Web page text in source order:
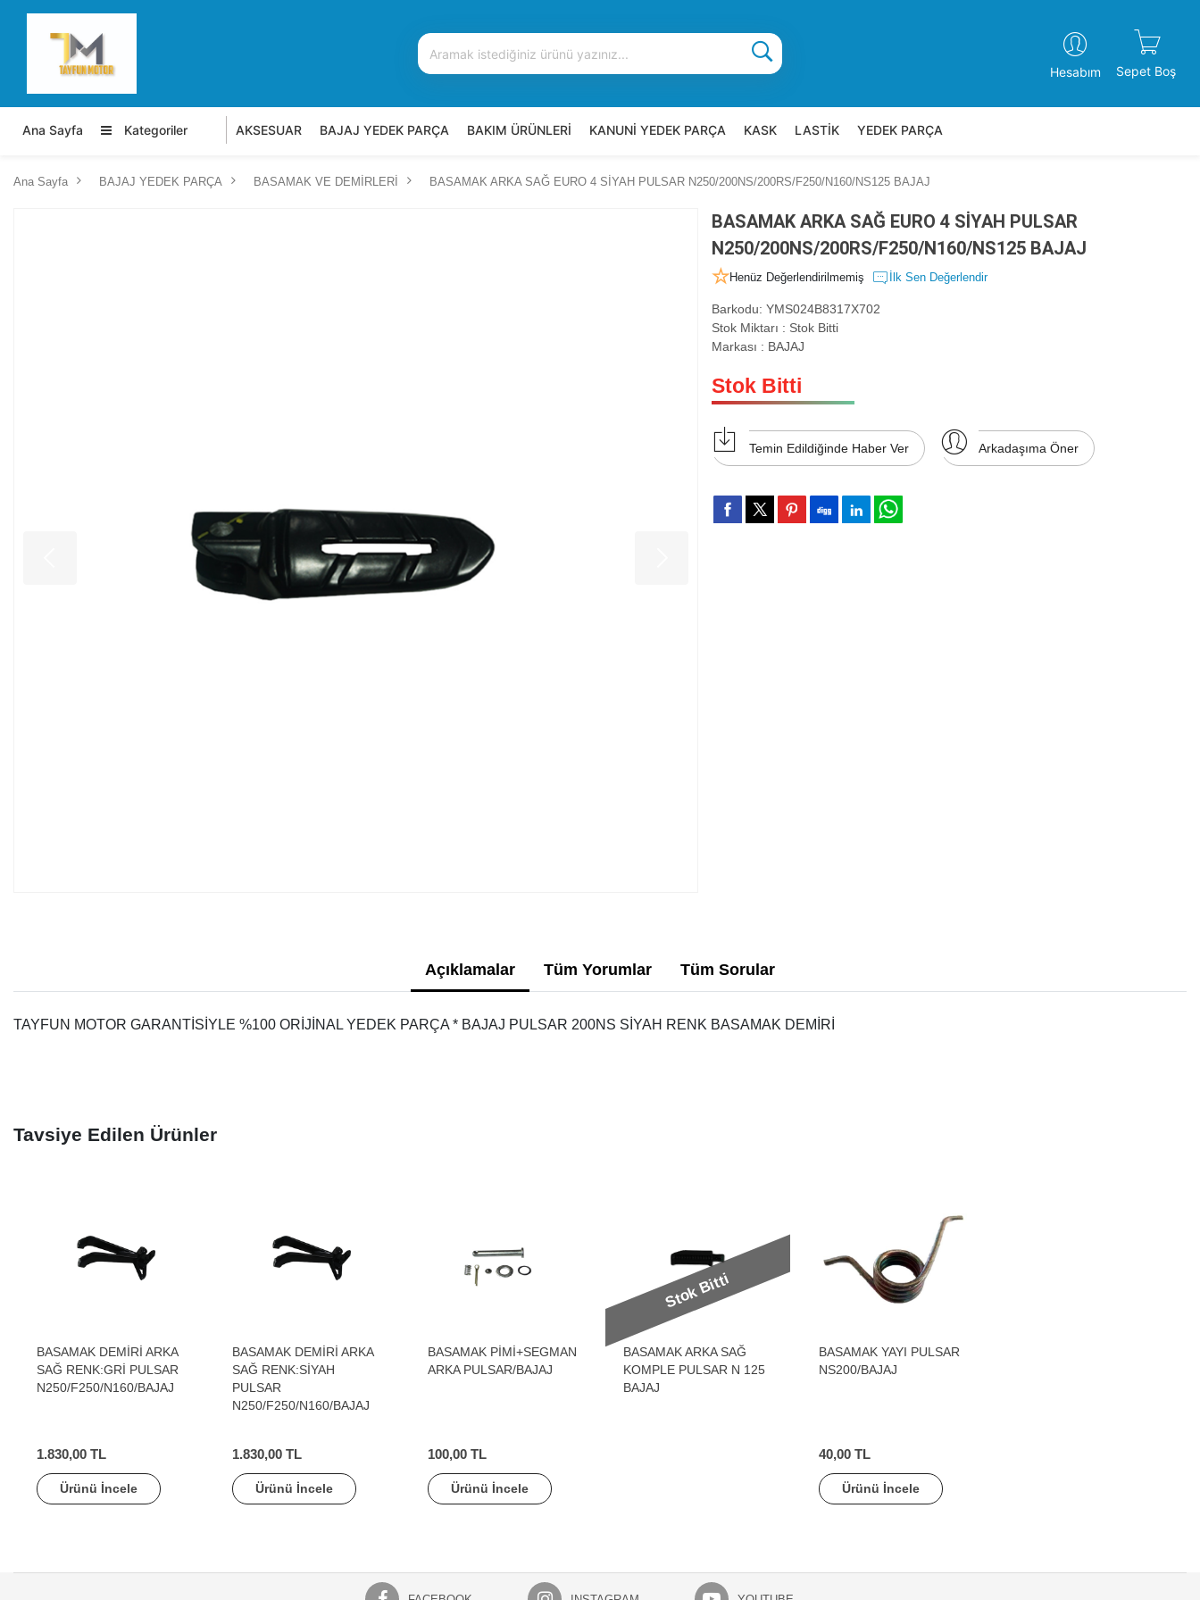
Hesabım Sepet Boş
Ana Sayfa Kategoriler AKSESUAR BAJAJ YEDEK PARÇA BAKIM ÜRÜNLERİ KANUNİ YEDEK PARÇA KASK LASTİK YEDEK PARÇA
Ana Sayfa BAJAJ YEDEK PARÇA BASAMAK VE DEMİRLERİ BASAMAK ARKA SAĞ EURO 4 SİYAH PULSAR N250/200NS/200RS/F250/N160/NS125 BAJAJ
BASAMAK ARKA SAĞ EURO 4 SİYAH PULSAR
N250/200NS/200RS/F250/N160/NS125 BAJAJ
Henüz Değerlendirilmemiş İlk Sen Değerlendir
Barkodu: YMS024B8317X702
Stok Miktarı : Stok Bitti
Markası : BAJAJ
Stok Bitti
Temin Edildiğinde Haber Ver Arkadaşıma Öner
Açıklamalar Tüm Yorumlar Tüm Sorular
TAYFUN MOTOR GARANTİSİYLE %100 ORİJİNAL YEDEK PARÇA * BAJAJ PULSAR 200NS SİYAH RENK BASAMAK DEMİRİ
Tavsiye Edilen Ürünler
BASAMAK DEMİRİ ARKA
SAĞ RENK:GRİ PULSAR
N250/F250/N160/BAJAJ
1.830,00 TL
Ürünü İncele
BASAMAK DEMİRİ ARKA
SAĞ RENK:SİYAH
PULSAR
N250/F250/N160/BAJAJ
1.830,00 TL
Ürünü İncele
BASAMAK PİMİ+SEGMAN
ARKA PULSAR/BAJAJ
100,00 TL
Ürünü İncele
Stok Bitti
BASAMAK ARKA SAĞ
KOMPLE PULSAR N 125
BAJAJ
BASAMAK YAYI PULSAR
NS200/BAJAJ
40,00 TL
Ürünü İncele